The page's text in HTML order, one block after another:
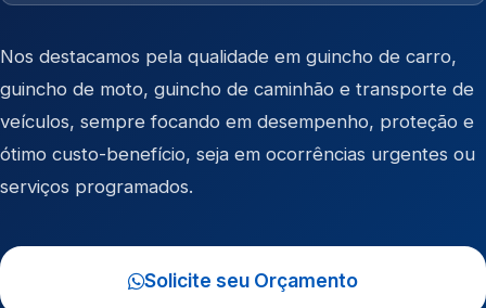
Nos destacamos pela qualidade em guincho de carro,
guincho de moto, guincho de caminhão e transporte de
veículos, sempre focando em desempenho, proteção e
ótimo custo-benefício, seja em ocorrências urgentes ou
serviços programados.
Solicite seu Orçamento